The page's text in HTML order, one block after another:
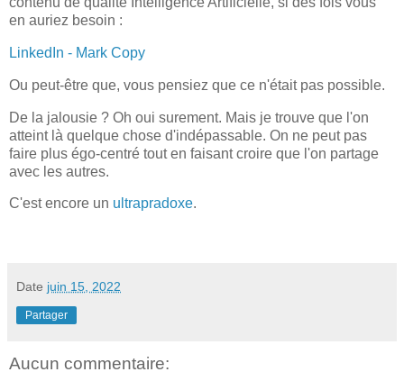
en auriez besoin :
LinkedIn - Mark Copy
Ou peut-être que, vous pensiez que ce n'était pas possible.
De la jalousie ? Oh oui surement. Mais je trouve que l'on
atteint là quelque chose d'indépassable. On ne peut pas
faire plus égo-centré tout en faisant croire que l'on partage
avec les autres.
C'est encore un ultrapradoxe.
Date juin 15, 2022
Partager
Aucun commentaire: